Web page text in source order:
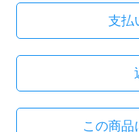
支払
この商品